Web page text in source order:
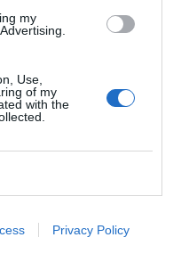
my
Use,
of my
with the
Privacy Policy
de Oviedo
Redacción
un apoyo esencial en
infantil
de farmacia: claves